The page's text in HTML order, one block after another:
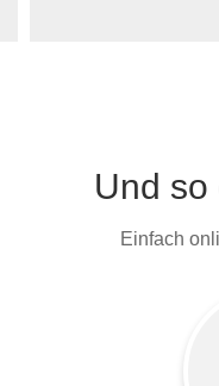
Und so
Einfach